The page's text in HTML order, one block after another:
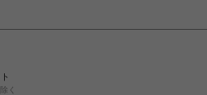
く